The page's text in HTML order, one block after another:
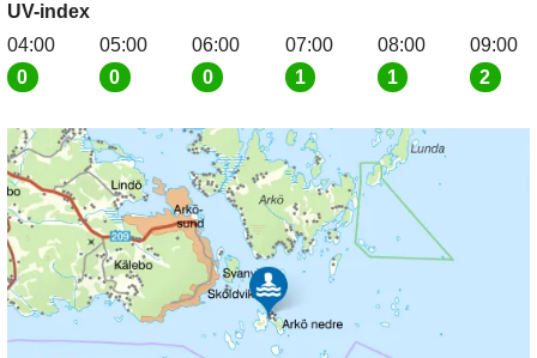
UV-index
04:00
0
05:00
0
06:00
0
07:00
1
08:00
1
09:00
2